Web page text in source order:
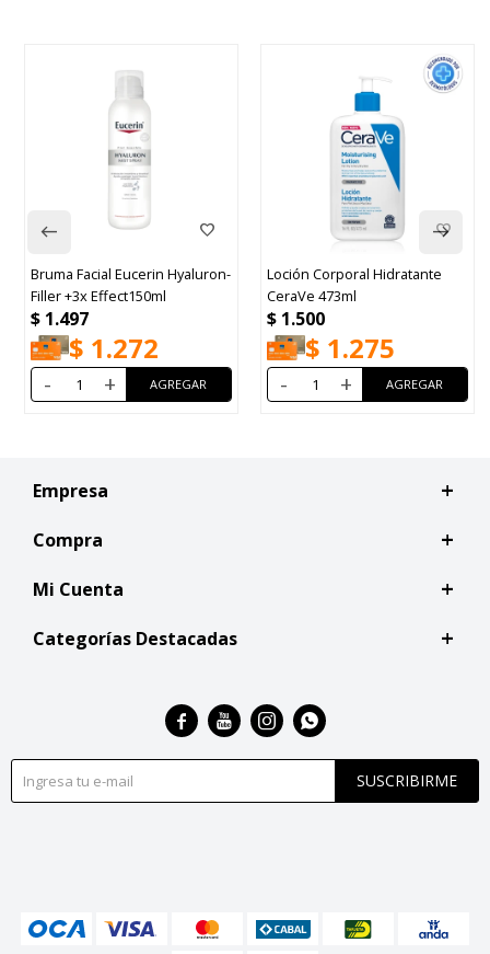
Bruma Facial Eucerin Hyaluron-
Filler +3x Effect150ml
$ 1.497
$ 1.272
- +
Loción Corporal Hidratante
CeraVe 473ml
$ 1.500
$ 1.275
- +
Empresa
Compra
Mi Cuenta
Categorías Destacadas
SUSCRIBIRME
   